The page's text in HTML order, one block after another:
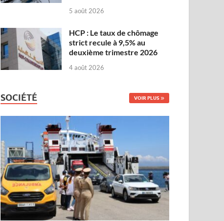
5 août 2026
HCP : Le taux de chômage
strict recule à 9,5% au
deuxième trimestre 2026
4 août 2026
SOCIÉTÉ VOIR PLUS